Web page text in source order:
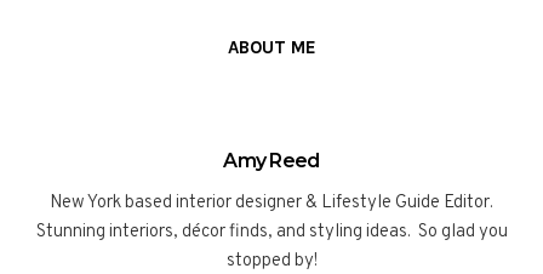
ABOUT ME
Amy Reed
New York based interior designer & Lifestyle Guide Editor.
Stunning interiors, décor finds, and styling ideas. So glad you
stopped by!